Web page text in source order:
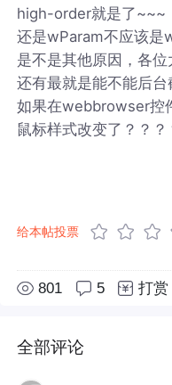
high-order就是了~~~
还是wParam不应该是
是不是其他原因，各
还有最就是能不能后台
如果在webbrowser控
鼠标样式改变了？？？
给本帖投票
801 5 打赏
全部评论